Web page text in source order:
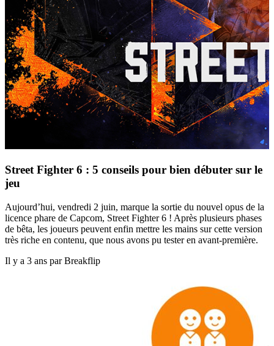
Street Fighter 6 : 5 conseils pour bien débuter sur le
jeu
Aujourd’hui, vendredi 2 juin, marque la sortie du nouvel opus de la
licence phare de Capcom, Street Fighter 6 ! Après plusieurs phases
de bêta, les joueurs peuvent enfin mettre les mains sur cette version
très riche en contenu, que nous avons pu tester en avant-première.
Il y a 3 ans par Breakflip